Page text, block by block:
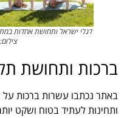
דגלי ישראל ותחושת אחדות
ברכות ותחושת
באתר נכתבו עשרות ברכות על
ותחינות לעתיד בטוח ושקט